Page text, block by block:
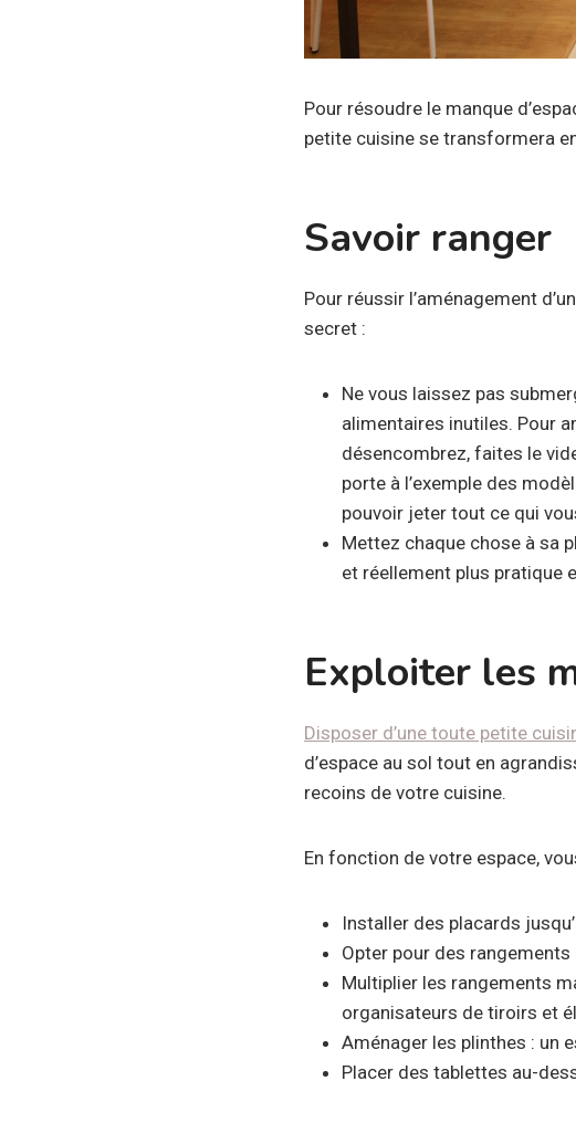
Pour résoudre le manque
petite cuisine se transformera
Savoir ranger
Pour réussir l’aménagement
secret :
Ne vous laissez pas
alimentaires inutiles. Pour
désencombrez, faites le
porte à l’exemple des
pouvoir jeter tout ce qui
Mettez chaque chose à sa
et réellement plus pratique
Exploiter les
Disposer d’une toute petite
d’espace au sol tout en
recoins de votre cuisine.
En fonction de votre espace,
Installer des placards
Opter pour des
Multiplier les rangements
organisateurs de tiroirs et
Aménager les plinthes : un
Placer des tablettes au-